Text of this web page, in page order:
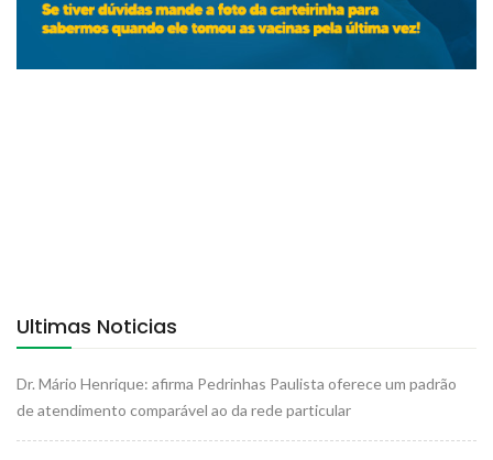
Ultimas Noticias
Dr. Mário Henrique: afirma Pedrinhas Paulista oferece um padrão
de atendimento comparável ao da rede particular